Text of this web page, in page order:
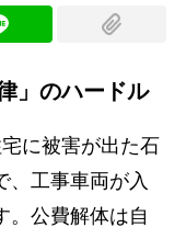
」のハードル
に被害が出た石
、工事車両が入
。公費解体は自